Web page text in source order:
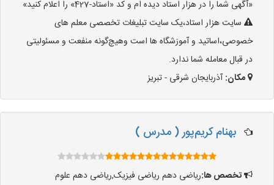
«آگهی شما را در هزار استاد دیده ام و کد «استاد-427» را اعلام کنید»
سایت هزار استاد،یک سایت تبلیغات تخصصی معلم های
خصوصی،اساتید و آموزشگاه ها است وهیچ‌گونه منفعت و مسئولیتی
در قبال معامله شما ندارد.
مکان:آذربایجان شرقی - تبریز
بهنام کریم‌پور ( مدرس )
تخصص ها:ریاضی دهم ریاضی فیزیک,ریاضی دهم علوم